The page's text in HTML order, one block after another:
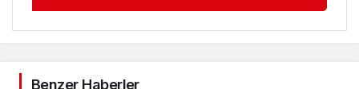
Benzer Haberler